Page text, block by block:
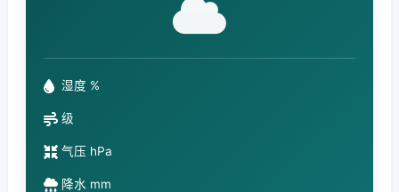
湿度 %
级
气压 hPa
降水 mm